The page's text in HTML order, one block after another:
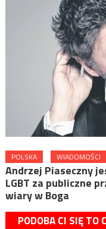
POLSKA WIADOMOŚCI
Andrzej Piaseczny
LGBT za publiczne
wiary w Boga
PODOBA CI SIĘ TO